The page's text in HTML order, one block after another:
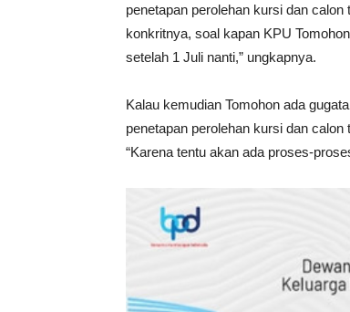
penetapan perolehan kursi dan
konkritnya, soal kapan KPU
setelah 1 Juli nanti,” ungkapnya.
Kalau kemudian Tomohon ada
penetapan perolehan kursi dan
“Karena tentu akan ada proses-